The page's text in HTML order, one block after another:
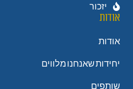
יזכור
אודות
אודות
יחידות שאנחנו מלווים
שותפים